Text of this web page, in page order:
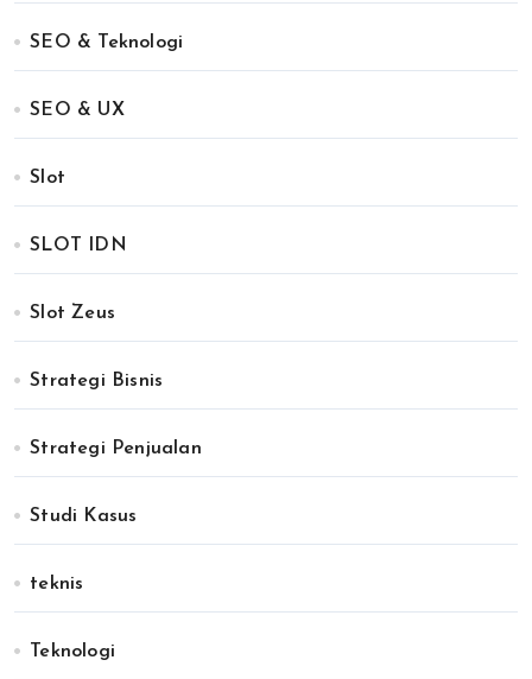
SEO & Teknologi
SEO & UX
Slot
SLOT IDN
Slot Zeus
Strategi Bisnis
Strategi Penjualan
Studi Kasus
teknis
Teknologi